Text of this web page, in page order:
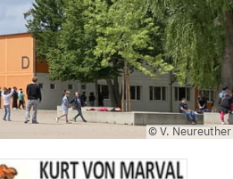
© V. Neureuther